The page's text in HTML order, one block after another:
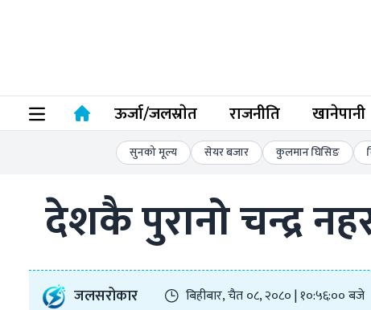
ऊर्जा/जलस्राेत राजनीति खानेपानी
सुनको मूल्य सेयर बजार कुलमान घिसिङ
देशकै पुरानो चन्द्र
जलसरोकार बिहीबार, चैत ०८, २०८० | १०:५६:०० बजे